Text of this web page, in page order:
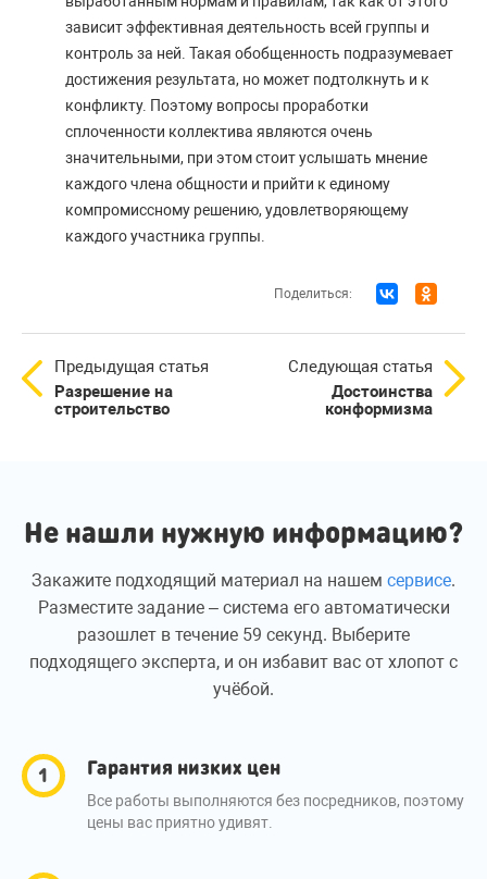
зависит эффективная деятельность всей группы и
контроль за ней. Такая обобщенность подразумевает
достижения результата, но может подтолкнуть и к
конфликту. Поэтому вопросы проработки
сплоченности коллектива являются очень
значительными, при этом стоит услышать мнение
каждого члена общности и прийти к единому
компромиссному решению, удовлетворяющему
каждого участника группы.
Поделиться:
Предыдущая статья
Разрешение на
строительство
Следующая статья
Достоинства
конформизма
Не нашли нужную информацию?
Закажите подходящий материал на нашем сервисе.
Разместите задание – система его автоматически
разошлет в течение 59 секунд. Выберите
подходящего эксперта, и он избавит вас от хлопот с
учёбой.
Гарантия низких цен
Все работы выполняются без посредников, поэтому
цены вас приятно удивят.